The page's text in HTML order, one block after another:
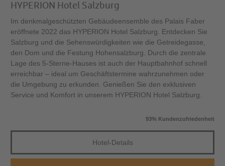
HYPERION Hotel Salzburg
Im denkmalgeschützten Gebäudeensemble des Palais Faber
eröffnete 2022 das HYPERION Hotel Salzburg. Entdecken Sie
Salzburg und die Sehenswürdigkeiten wie die Getreidegasse,
den Dom und die Festung Hohensalzburg. Durch die zentrale
Lage des 5-Sterne-Hauses ist auch der Hauptbahnhof schnell
erreichbar – ideal um Geschäftstermine wahrzunehmen oder
die Umgebung zu erkunden. Genießen Sie den exklusiven
Service und Komfort in unserem HYPERION Hotel Salzburg.
93% Kundenzufriedenheit
Hotel-Details